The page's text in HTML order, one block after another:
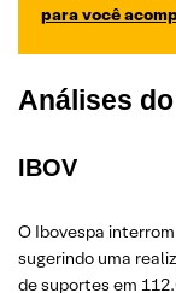
para você
Análises
IBOV
O Ibovespa
sugerindo uma
de suportes em